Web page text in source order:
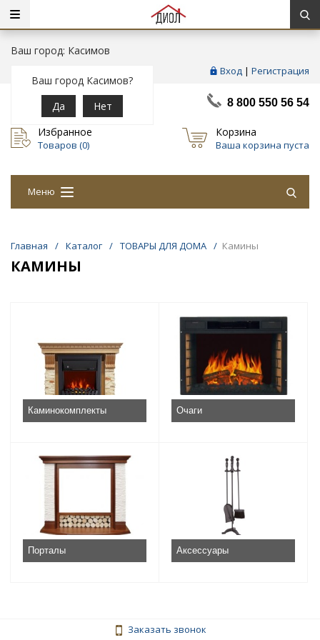
Ваш город: Касимов
Ваш город Касимов?
Да
Нет
Вход | Регистрация
8 800 550 56 54
Избранное
Товаров (0)
Корзина
Ваша корзина пуста
Меню
Главная / Каталог / ТОВАРЫ ДЛЯ ДОМА / Камины
КАМИНЫ
Каминокомплекты Очаги
Порталы Аксессуары
Заказать звонок